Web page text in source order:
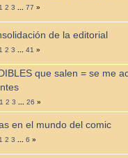
2 3 ... 77 »
de la editorial
2 3 ... 41 »
que salen = se me
1 2 3 ... 26 »
en el mundo del comic
2 3 ... 6 »